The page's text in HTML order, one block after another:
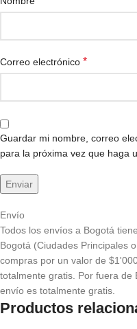
Correo electrónico *
Guardar mi nombre, correo
para la próxima vez que haga
Envío
Todos los envíos a Bogotá
Bogotá (Ciudades Principales
compras por un valor de
totalmente gratis. Por fuera
envío es totalmente gratis.
Productos